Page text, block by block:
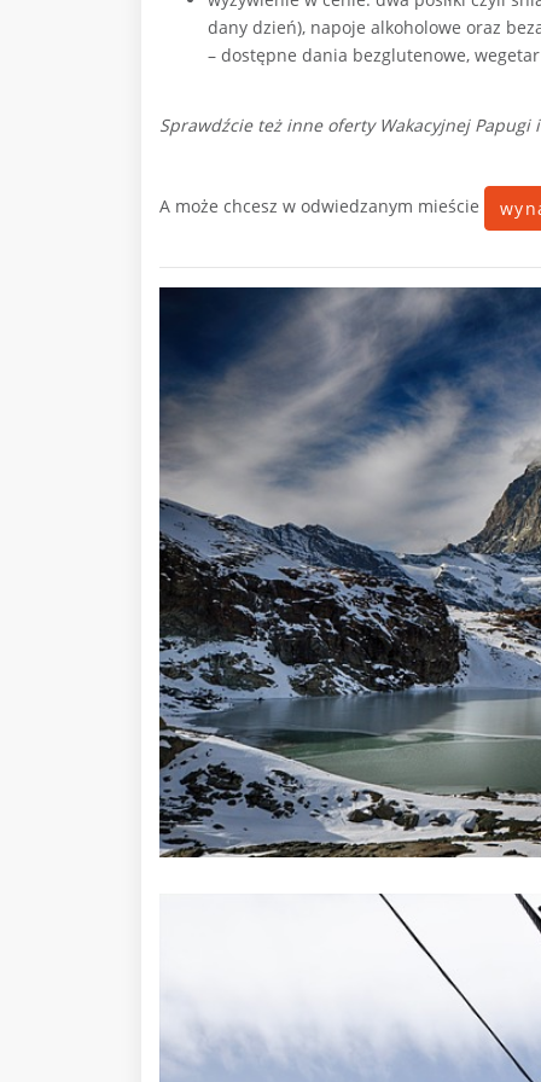
dany dzień), napoje alkoholowe oraz
– dostępne dania bezglutenowe,
Sprawdźcie też inne oferty Wakacyjnej
A może chcesz w odwiedzanym mieście